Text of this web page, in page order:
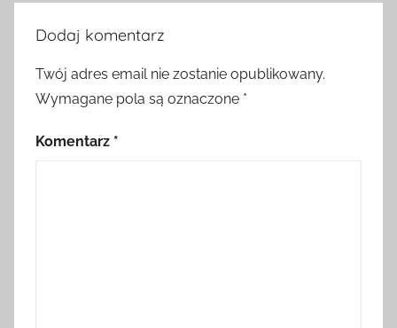
Dodaj komentarz
Twój adres email nie zostanie opublikowany.
Wymagane pola są oznaczone *
Komentarz *